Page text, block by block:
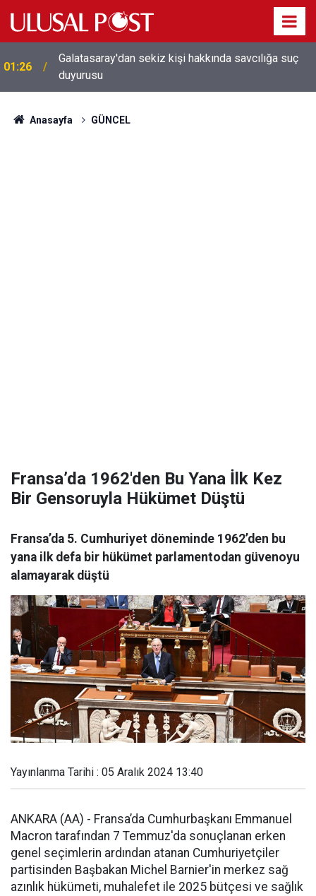
01:26
Galatasaray'dan sekiz kişi hakkında savcılığa suç
duyurusu
Anasayfa GÜNCEL
Fransa’da 1962'den Bu Yana İlk Kez
Bir Gensoruyla Hükümet Düştü
Fransa’da 5. Cumhuriyet döneminde 1962’den bu
yana ilk defa bir hükümet parlamentodan güvenoyu
alamayarak düştü
Yayınlanma Tarihi : 05 Aralık 2024 13:40
ANKARA (AA) - Fransa’da Cumhurbaşkanı Emmanuel
Macron tarafından 7 Temmuz'da sonuçlanan erken
genel seçimlerin ardından atanan Cumhuriyetçiler
partisinden Başbakan Michel Barnier'in merkez sağ
azınlık hükümeti, muhalefet ile 2025 bütçesi ve sağlık